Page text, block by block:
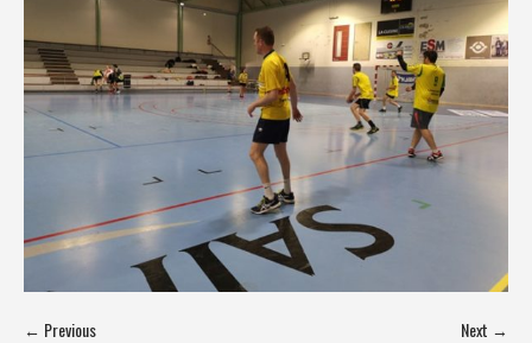
← Previous Next →